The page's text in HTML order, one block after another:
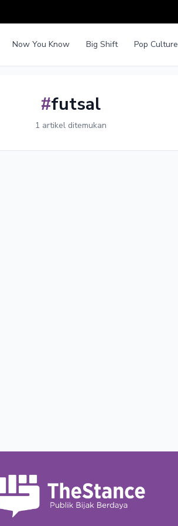
Now You Know Big Shift Pop Culture
#futsal
1 artikel ditemukan